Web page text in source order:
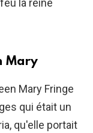
Mary
Mary Fringe
qui était un
qu'elle portait